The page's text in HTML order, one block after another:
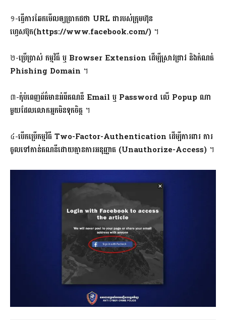
១-ធ្វើ​ការ​ឆែក​មើល​ឲ្យ​ប្រាកដ​ថា URL ជា​របស់​ក្រុមហ៊ុន​
ហ្វេសប៊ុក(https://www.facebook.com/) ។
២-ប្រើប្រាស់ កម្មវិធី ឬ Browser Extension ដើម្បី​ស្រាវ​ជ្រាវ និង​កំណត់
Phishing Domain ។
៣-កុំ​បំពេញ​ព័ត៌មាន​អំពី​គណនី Email ឬ Password លើ Popup ណា​
មួយ​ដែល​លោក​អ្នក​មិន​ទុក​ចិត្ត ។
៤-បើក​ប្រើ​កម្មវិធី Two-Factor-Authentication ដើម្បី​ការពារ ការ​
ចូល​ទៅ​កាន់​គណនី​ដោយ​គ្មាន​ការ​អនុញ្ញាត (Unauthorize-Access) ។